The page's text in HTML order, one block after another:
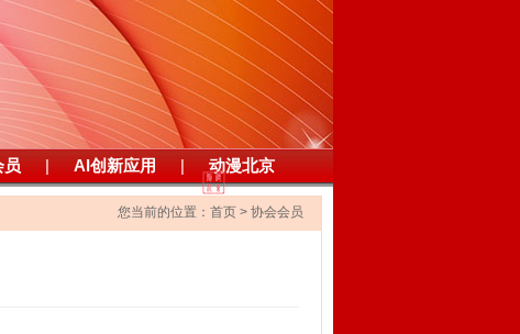
员 | AI创新应用 | 动漫北京
您当前的位置： 首页 > 协会会员